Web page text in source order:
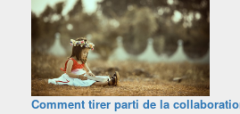
Comment tirer parti de la